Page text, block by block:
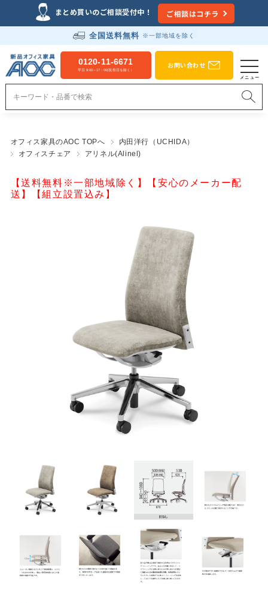
まとめ買いのご相談受付中！ ご相談はコチラ
全国送料無料 ※一部地域を除く
0120-11-6671
平日 9:00～17：00(祝祭日を除く）
お問い合わせ
オフィス家具のAOC TOPへ
内田洋行（UCHIDA）
オフィスチェア
アリネル(Alinel)
【送料無料※一部地域除く】【安心のメーカー配
送】【組立設置込み】